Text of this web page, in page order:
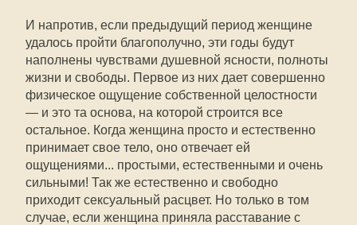
И напротив, если предыдущий период женщине
удалось пройти благополучно, эти годы будут
наполнены чувствами душевной ясности, полноты
жизни и свободы. Первое из них дает совершенно
физическое ощущение собственной целостности
— и это та основа, на которой строится все
остальное. Когда женщина просто и естественно
принимает свое тело, оно отвечает ей
ощущениями... простыми, естественными и очень
сильными! Так же естественно и свободно
приходит сексуальный расцвет. Но только в том
случае, если женщина приняла расставание с